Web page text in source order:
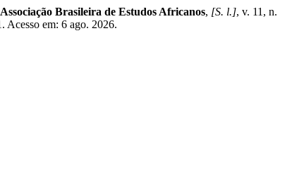
Brasileira de Estudos Africanos, [S. l.], v. 11, n.
Acesso em: 6 ago. 2026.